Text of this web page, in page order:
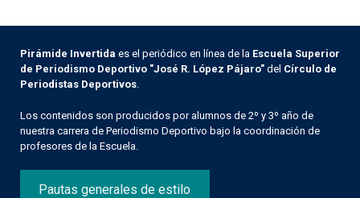
Pirámide Invertida es el periódico en línea de la Escuela Superior
de Periodismo Deportivo "José R. López Pájaro" del Círculo de
Periodistas Deportivos
Los contenidos son producidos por alumnos de 2º y 3º año de
nuestra carrera de Periodismo Deportivo bajo la coordinación de
profesores de la Escuela.
Pautas generales de estilo